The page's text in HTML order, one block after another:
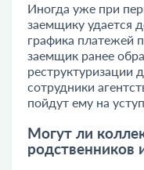
Иногда уже при
заемщику удается
графика платежей
заемщик ранее
реструктуризации
сотрудники
пойдут ему на
Могут ли
родственников